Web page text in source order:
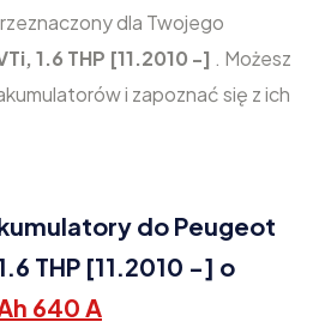
dla Twojego
1.6 THP [11.2010 -] . Możesz
i zapoznać się z ich
do Peugeot
THP [11.2010 -] o
640 A